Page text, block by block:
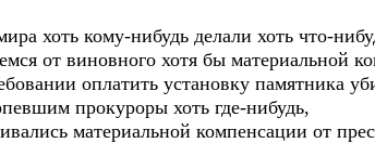
хоть кому-нибудь делали хоть что-
от виновного хотя бы материальной
оплатить установку памятника
прокуроры хоть где-нибудь,
материальной компенсации от